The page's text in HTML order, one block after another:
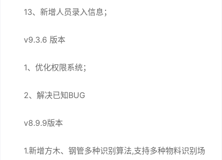
13、新增人员录入信息；
v9.3.6 版本
1、优化权限系统；
2、解决已知BUG
v8.9.9版本
1.新增方木、钢管多种识别算法,支持多种物料识别场